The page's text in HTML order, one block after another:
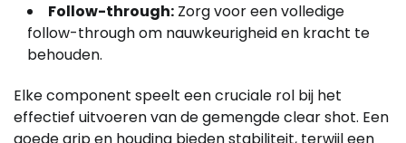
Follow-through: Zorg voor een volledige
follow-through om nauwkeurigheid en kracht te
behouden.
Elke component speelt een cruciale rol bij het
effectief uitvoeren van de gemengde clear shot. Een